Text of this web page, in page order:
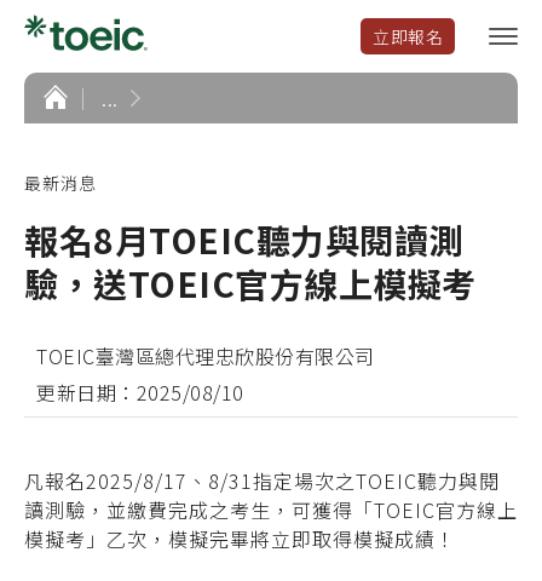
立即報名
選
單
首
頁
...
最新消息
報名8月TOEIC聽力與閱讀測
驗，送TOEIC官方線上模擬考
TOEIC臺灣區總代理忠欣股份有限公司
更新日期：2025/08/10
凡報名2025/8/17 、8/31指定場次之TOEIC聽力與閱
讀測驗 ， 並繳費完成之考生，可獲得 「TOEIC官方線上
模擬考」 乙次 ，模擬完畢將立即取得模擬成績！